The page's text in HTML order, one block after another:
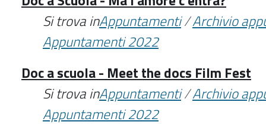
Si trova inAppuntamenti/Archivio
Appuntamenti 2022
Doc a scuola - Meet the docs Film Fest
Si trova inAppuntamenti/Archivio
Appuntamenti 2022